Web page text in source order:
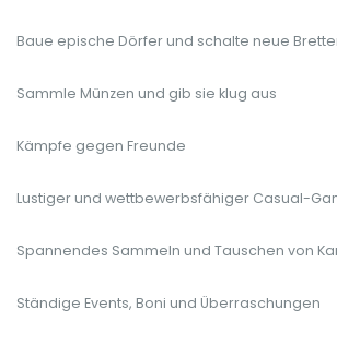
Baue epische Dörfer und schalte neue
Sammle Münzen und gib sie klug aus
Kämpfe gegen Freunde
Lustiger und wettbewerbsfähiger Casual-
Spannendes Sammeln und Tauschen von
Ständige Events, Boni und Überraschungen